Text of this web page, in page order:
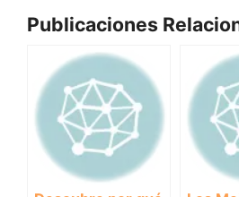
Publicaciones